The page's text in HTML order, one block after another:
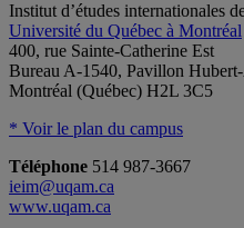
Institut d’études internationales
Université du Québec à Montréal
400, rue Sainte-Catherine Est
Bureau A-1540, Pavillon
Montréal (Québec) H2L 3C5
* Voir le plan du campus
Téléphone 514 987-3667
ieim@uqam.ca
www.uqam.ca